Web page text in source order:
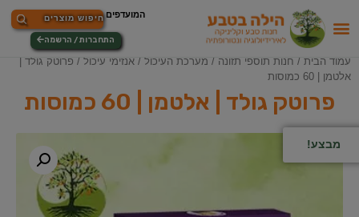
התחברות / הרשמה
עמוד הבית / חנות תוספי תזונה / מערכת העיכול / אנזימי עיכול / פרוטק גולד |
אלטמן | 60 כמוסות
פרוטק גולד | אלטמן | 60 כמוסות
מבצע!